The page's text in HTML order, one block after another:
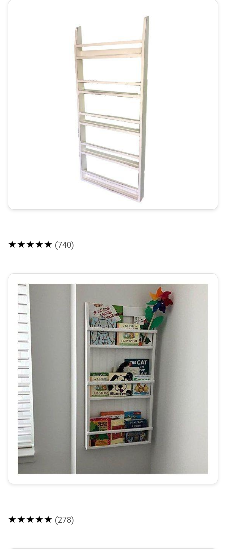
★★★★★ (740)
★★★★★ (278)